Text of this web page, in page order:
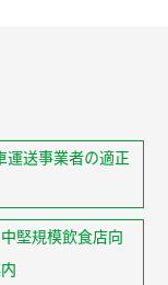
運送事業者の適正
堅規模飲食店向